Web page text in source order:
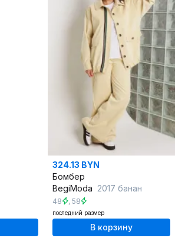
324.13 BYN
Бомбер
BegiModa 2017 банан
48 , 58
последний размер
В корзину